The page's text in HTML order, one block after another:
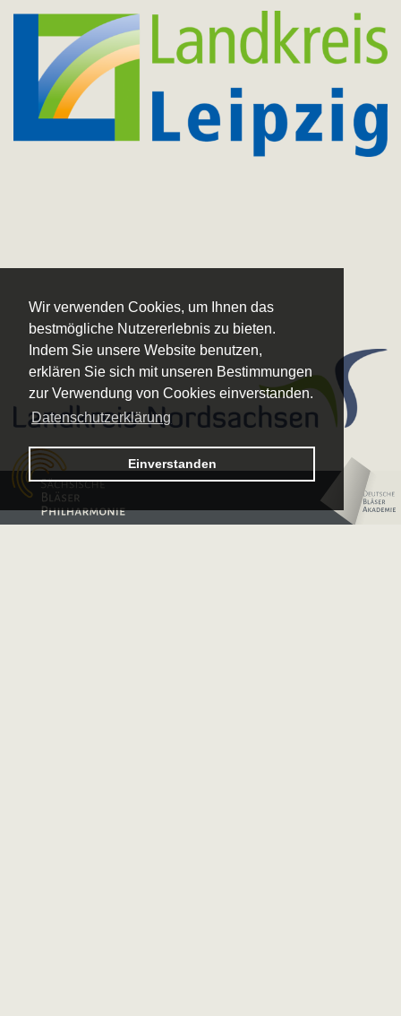
Wir verwenden Cookies, um Ihnen das
bestmögliche Nutzererlebnis zu bieten.
Indem Sie unsere Website benutzen,
erklären Sie sich mit unseren Bestimmungen
zur Verwendung von Cookies einverstanden.
Datenschutzerklärung
Einverstanden
Logo – Sächsische Bläserphilharmonie
Logo – Deutsche